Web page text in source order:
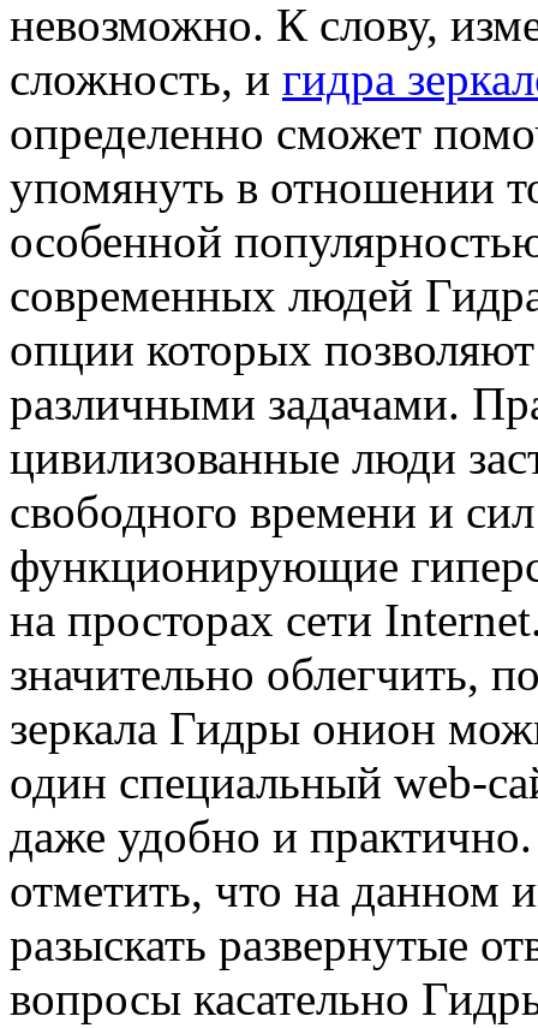
невозможно. К слову,
сложность, и гидра
определенно сможет
упомянуть в отношении
особенной
современных людей
опции которых
различными задачами.
цивилизованные люди
свободного времени и
функционирующие
на просторах сети
значительно облегчить,
зеркала Гидры онион
один специальный web-
даже удобно и
отметить, что на данном
разыскать развернутые
вопросы касательно